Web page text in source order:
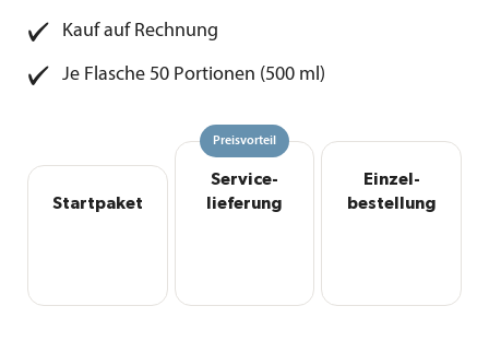
Kauf auf Rechnung
Je Flasche 50 Portionen (500 ml)
Startpaket
Preisvorteil
Service­
lieferung
Einzel­
bestellung